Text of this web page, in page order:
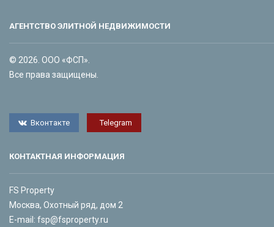
АГЕНТСТВО ЭЛИТНОЙ НЕДВИЖИМОСТИ
© 2026. ООО «ФСП».
Все права защищены.
Вконтакте Telegram
КОНТАКТНАЯ ИНФОРМАЦИЯ
FS Property
Москва, Охотный ряд, дом 2
E-mail: fsp@fsproperty.ru